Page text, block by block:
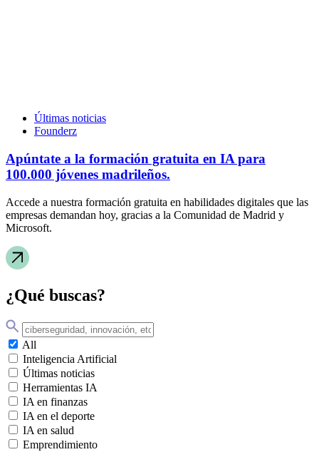
Últimas noticias
Founderz
Apúntate a la formación gratuita en IA para
100.000 jóvenes madrileños.
Accede a nuestra formación gratuita en habilidades digitales que las
empresas demandan hoy, gracias a la Comunidad de Madrid y
Microsoft.
¿Qué buscas?
All
Inteligencia Artificial
Últimas noticias
Herramientas IA
IA en finanzas
IA en el deporte
IA en salud
Emprendimiento